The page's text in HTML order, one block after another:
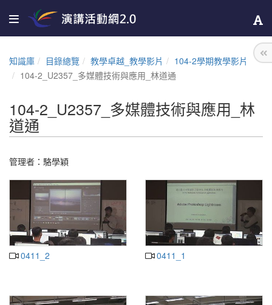
知識庫 目錄總覽 教學卓越_教學影片
104-2學期教學影片
104-2_U2357_多媒體技術與應用_林道通
104-2_U2357_多媒體技術與應用_林
道通
管理者： 駱學穎
0411_2 0411_1